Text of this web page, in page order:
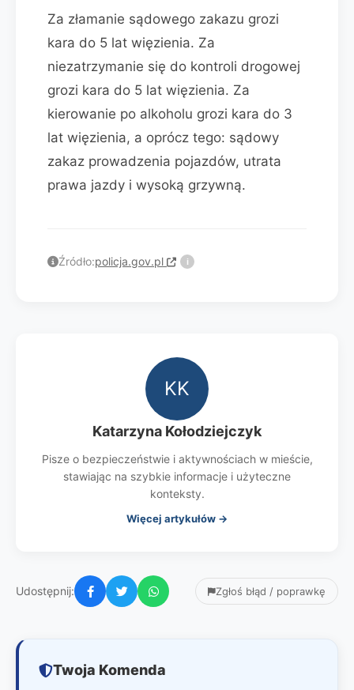
Za złamanie sądowego zakazu grozi
kara do 5 lat więzienia. Za
niezatrzymanie się do kontroli drogowej
grozi kara do 5 lat więzienia. Za
kierowanie po alkoholu grozi kara do 3
lat więzienia, a oprócz tego: sądowy
zakaz prowadzenia pojazdów, utrata
prawa jazdy i wysoką grzywną.
Źródło:policja.gov.pl i
KK
Katarzyna Kołodziejczyk
Pisze o bezpieczeństwie i aktywnościach w mieście,
stawiając na szybkie informacje i użyteczne
konteksty.
Więcej artykułów →
Udostępnij: Zgłoś błąd / poprawkę
Twoja Komenda